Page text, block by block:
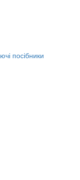
посібники